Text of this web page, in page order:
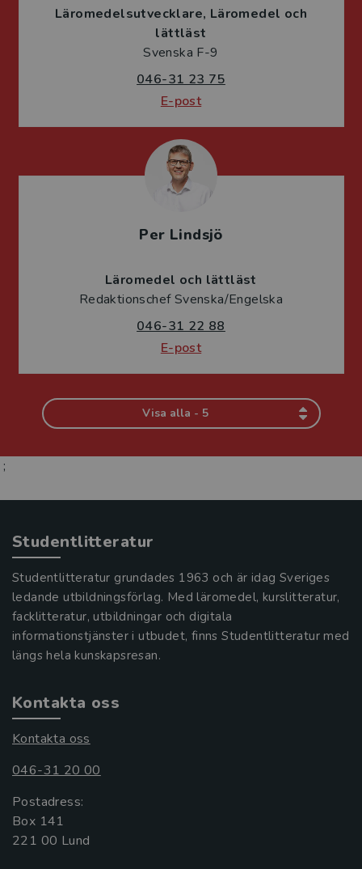
Läromedelsutvecklare Läromedel och
lättläst
Svenska F-9
046-31 23 75
E-post
Per Lindsjö
Läromedel och lättläst
Redaktionschef Svenska/Engelska
046-31 22 88
E-post
Visa alla - 5
;
Studentlitteratur
Studentlitteratur grundades 1963 och är idag Sveriges
ledande utbildningsförlag. Med läromedel, kurslitteratur,
facklitteratur, utbildningar och digitala
informationstjänster i utbudet, finns Studentlitteratur med
längs hela kunskapsresan.
Kontakta oss
Kontakta oss
046-31 20 00
Postadress:
Box 141
221 00 Lund